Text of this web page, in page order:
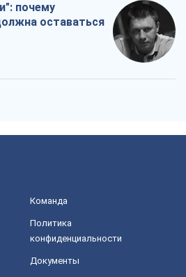
почему
оставаться
Команда
Политика
конфиденциальности
Документы